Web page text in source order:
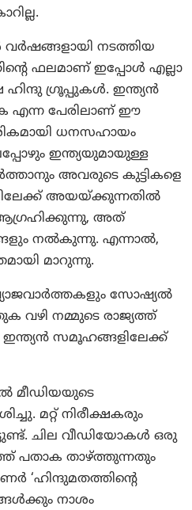
നടത്തിയ
ഫലമാണ് ഇപ്പോൾ എല്ലാ
ഗ്രൂപ്പുകൾ. ഇന്ത്യൻ
എന്ന പേരിലാണ് ഈ
ധനസഹായം
ഇന്ത്യയുമായുള്ള
അവരുടെ കുട്ടികളെ
അയയ്ക്കുന്നതിൽ
അത്
നൽകുന്നു. എന്നാല്‍,
മാറുന്നു.
സോഷ്യൽ
വഴി നമ്മുടെ രാജ്യത്ത്
സമൂഹങ്ങളിലേക്ക്
മീഡിയയുടെ
മറ്റ് നിരീക്ഷകരും
ചില വീഡിയോകൾ ഒരു
പതാക താഴ്ത്തുന്നതും
‘ഹിന്ദുമതത്തിന്റെ
നാശം